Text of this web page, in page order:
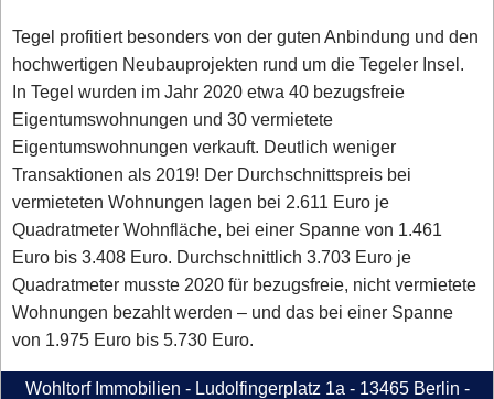
Tegel profitiert besonders von der guten Anbindung und den
hochwertigen Neubauprojekten rund um die Tegeler Insel.
In Tegel wurden im Jahr 2020 etwa 40 bezugsfreie
Eigentumswohnungen und 30 vermietete
Eigentumswohnungen verkauft. Deutlich weniger
Transaktionen als 2019! Der Durchschnittspreis bei
vermieteten Wohnungen lagen bei 2.611 Euro je
Quadratmeter Wohnfläche, bei einer Spanne von 1.461
Euro bis 3.408 Euro. Durchschnittlich 3.703 Euro je
Quadratmeter musste 2020 für bezugsfreie, nicht vermietete
Wohnungen bezahlt werden – und das bei einer Spanne
von 1.975 Euro bis 5.730 Euro.
Wohltorf Immobilien - Ludolfingerplatz 1a - 13465 Berlin -